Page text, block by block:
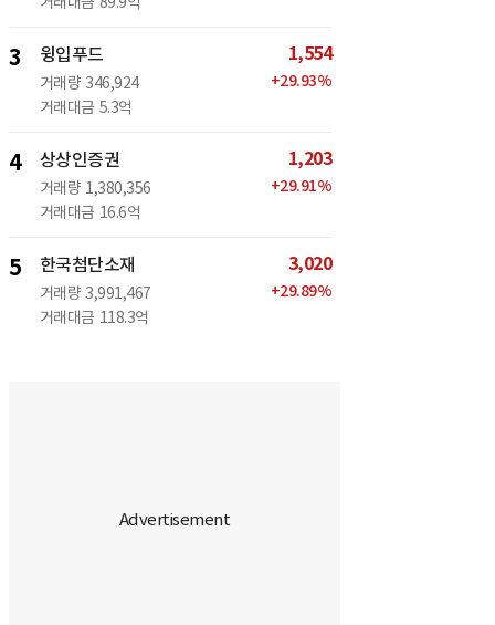
3 윙입푸드
거래량 346,924
거래대금 5.3억
1,554
+29.93%
4 상상인증권
거래량 1,380,356
거래대금 16.6억
1,203
+29.91%
5 한국첨단소재
거래량 3,991,467
거래대금 118.3억
3,020
+29.89%